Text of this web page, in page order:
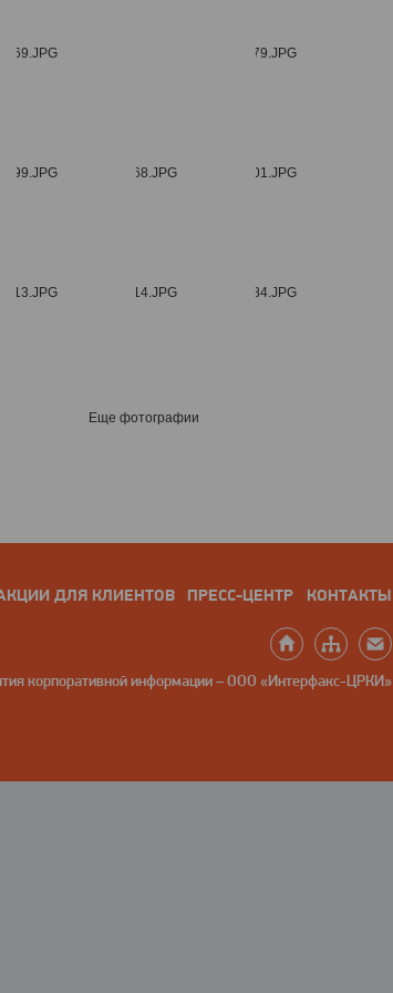
Еще фотографии
ДЛЯ КЛИЕНТОВ ПРЕСС-ЦЕНТР КОНТАКТЫ
корпоративной информации – ООО «Интерфакс-ЦРКИ»